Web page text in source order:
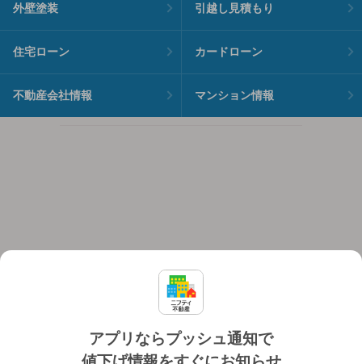
アプリならプッシュ通知で
外壁塗装 引越し見積もり
住宅ローン カードローン
不動産会社情報 マンション情報